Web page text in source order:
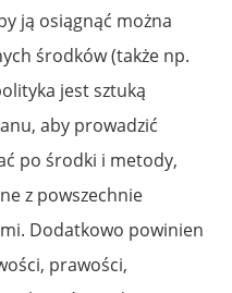
ją osiągnąć można
środków (także np.
jest sztuką
aby prowadzić
po środki i metody,
z powszechnie
Dodatkowo powinien
prawości,